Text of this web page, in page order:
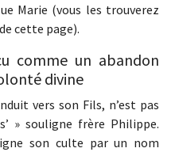
Marie (vous les trouverez
cette page).
comme un abandon
divine
vers son Fils, n’est pas
» souligne frère Philippe.
son culte par un nom